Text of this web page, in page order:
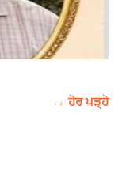
→ ਹੋਰ ਪੜ੍ਹੋ